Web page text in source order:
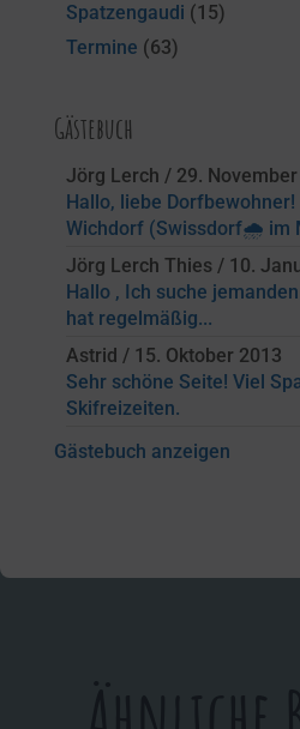
Spatzengaudi (15)
Termine (63)
Gästebuch
Jörg Lerch / 29.
Hallo, liebe
Wichdorf (Swissdorf🌧 im
Jörg Lerch Thies / 10.
Hallo , Ich suche
hat regelmäßig...
Astrid / 15. Oktober 2013
Sehr schöne Seite! Viel
Skifreizeiten.
Gästebuch anzeigen